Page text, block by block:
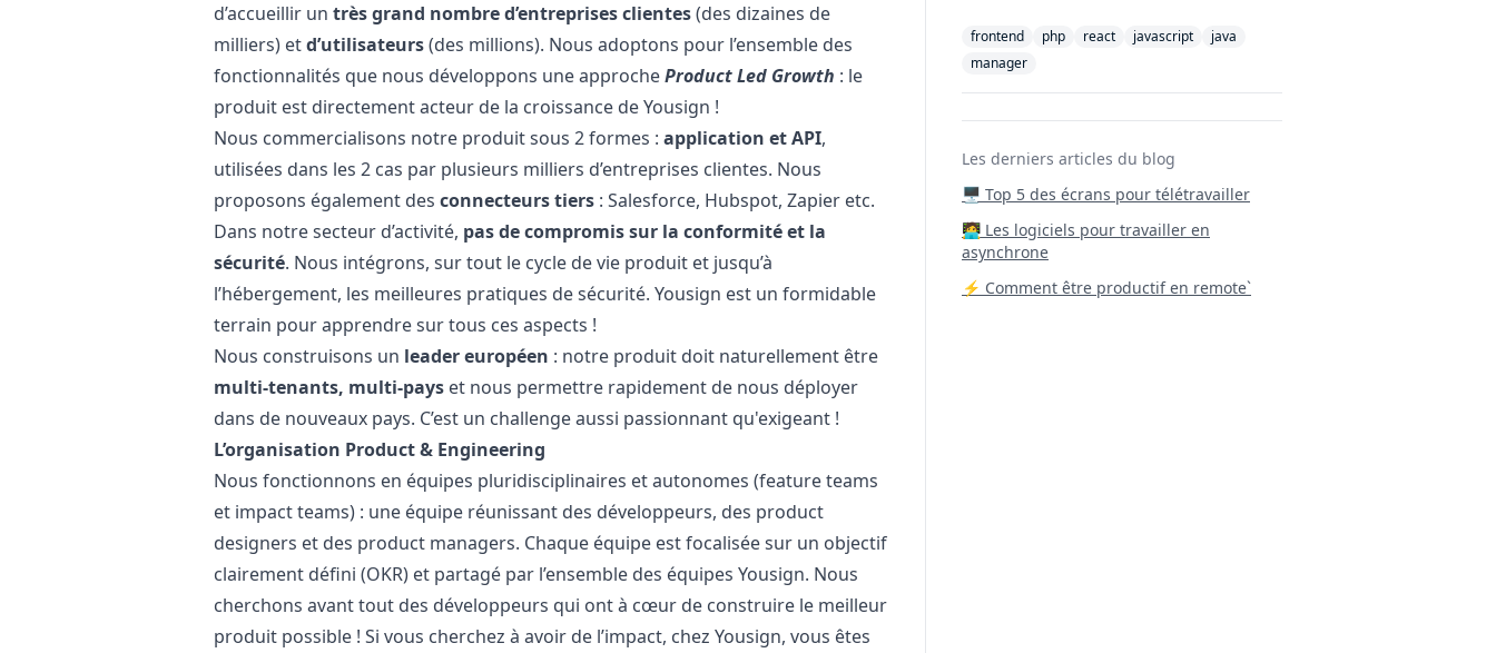
d’accueillir un très grand nombre d’entreprises clientes(des dizaines de
milliers) etd’utilisateurs(des millions). Nous adoptons pour l’ensemble des
fonctionnalités que nous développons une approcheProduct Led Growth : le
produit est directement acteur de la croissance de Yousign !
Nous commercialisons notre produit sous 2 formes : application et API,
utilisées dans les 2 cas par plusieurs milliers d’entreprises clientes. Nous
proposons également des connecteurs tiers : Salesforce, Hubspot, Zapier etc.
Dans notre secteur d’activité, pas de compromis sur la conformité et la
sécurité. Nous intégrons, sur tout le cycle de vie produit et jusqu’à
l’hébergement, les meilleures pratiques de sécurité. Yousign est un formidable
terrain pour apprendre sur tous ces aspects !
Nous construisons un leader européen : notre produit doit naturellement être
multi-tenants, multi-pays et nous permettre rapidement de nous déployer
dans de nouveaux pays. C’est un challenge aussi passionnant qu'exigeant !
L’organisation Product & Engineering
Nous fonctionnons en équipes pluridisciplinaires et autonomes (feature teams
et impact teams) : une équipe réunissant des développeurs, des product
designers et des product managers. Chaque équipe est focalisée sur un objectif
clairement défini (OKR) et partagé par l’ensemble des équipes Yousign. Nous
cherchons avant tout des développeurs qui ont à cœur de construire le meilleur
produit possible ! Si vous cherchez à avoir de l’impact, chez Yousign, vous êtes
frontend php react javascript
java
manager
Les derniers articles du blog
🖥️ Top 5 des écrans pour télétravailler
‍🧑‍💻 Les logiciels pour travailler en
asynchrone
⚡ Comment être productif en remote`